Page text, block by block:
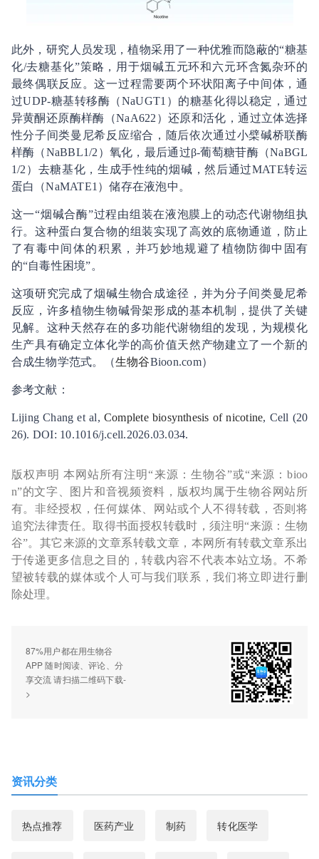
此外，研究人员发现，植物采用了一种优雅而隐蔽的“糖基
化/去糖基化”策略，用于烟碱五元环和六元环含氮杂环的
最终偶联反应。这一过程需要两个环状阳离子中间体，通
过UDP-糖基转移酶（NaUGT1）的糖基化得以稳定，通过
异黄酮还原酶样酶（NaA622）还原和活化，通过立体选择
性分子间类曼尼希反应缩合，随后依次通过小檗碱桥联酶
样酶（NaBBL1/2）氧化，最后通过β-葡萄糖苷酶（NaBGL
1/2）去糖基化，生成手性纯的烟碱，然后通过MATE转运
蛋白（NaMATE1）储存在液泡中。
这一“烟碱合酶”过程由组装在液泡膜上的动态代谢物组执
行。这种蛋白复合物的组装实现了高效的底物通道，防止
了有毒中间体的积累，并巧妙地规避了植物防御中固有
的“自毒性困境”。
这项研究完成了烟碱生物合成途径，并为分子间类曼尼希
反应，许多植物生物碱骨架形成的基本机制，提供了关键
见解。这种天然存在的多功能代谢物组的发现，为规模化
生产具有确定立体化学的高价值天然产物建立了一个新的
合成生物学范式。（生物谷Bioon.com）
参考文献：
Lijing Chang et al, Complete biosynthesis of nicotine, Cell (20
26). DOI: 10.1016/j.cell.2026.03.034.
版权声明 本网站所有注明“来源：生物谷”或“来源：bioo
n”的文字、图片和音视频资料，版权均属于生物谷网站所
有。非经授权，任何媒体、网站或个人不得转载，否则将
追究法律责任。取得书面授权转载时，须注明“来源：生物
谷”。其它来源的文章系转载文章，本网所有转载文章系出
于传递更多信息之目的，转载内容不代表本站立场。不希
望被转载的媒体或个人可与我们联系，我们将立即进行删
除处理。
87%用户都在用生物谷
APP 随时阅读、评论、分
享交流 请扫描二维码下载-
>
资讯分类
热点推荐 医药产业 制药 转化医学